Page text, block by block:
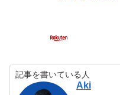
記事を書いている人
Aki